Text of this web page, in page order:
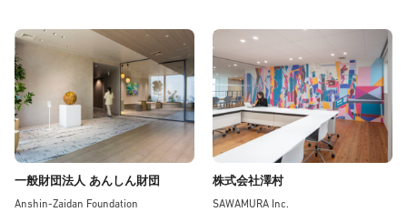
一般財団法人 あんしん財団
Anshin-Zaidan Foundation
株式会社澤村
SAWAMURA Inc.